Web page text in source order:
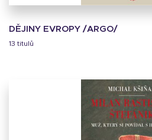
DĚJINY EVROPY /ARGO/
13 titulů